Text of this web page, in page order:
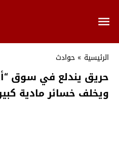
الرئيسية » حوادث
حريق يندلع في سوق
ويخلف خسائر مادية